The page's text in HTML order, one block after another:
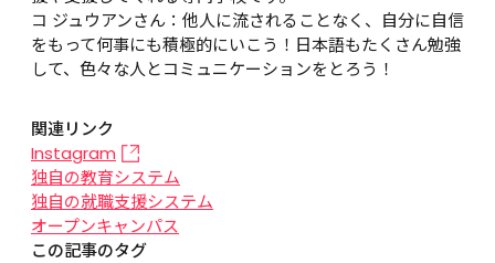
コ ジュウアンさん：他人に流されることなく、自分に自信
をもって何事にも積極的にいこう！日本語もたくさん勉強
して、色々な人とコミュニケーションをとろう！
関連リンク
Instagram
独自の教育システム
独自の就職支援システム
オープンキャンパス
この記事のタグ